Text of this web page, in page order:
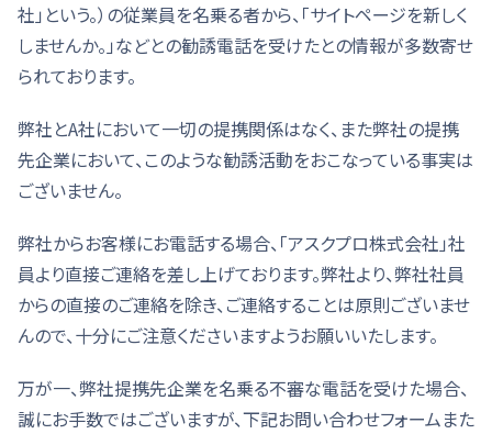
社」という。）の従業員を名乗る者から、「サイトページを新しく
しませんか。」などとの勧誘電話を受けたとの情報が多数寄せ
られております。
弊社とA社において一切の提携関係はなく、また弊社の提携
先企業において、このような勧誘活動をおこなっている事実は
ございません。
弊社からお客様にお電話する場合、「アスクプロ株式会社」社
員より直接ご連絡を差し上げております。弊社より、弊社社員
からの直接のご連絡を除き、ご連絡することは原則ございませ
んので、十分にご注意くださいますようお願いいたします。
万が一、弊社提携先企業を名乗る不審な電話を受けた場合、
誠にお手数ではございますが、下記お問い合わせフォームまた